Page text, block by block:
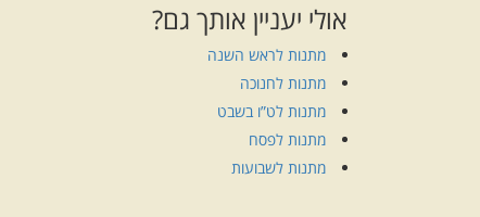
אולי יעניין אותך גם?
מתנות לראש השנה
מתנות לחנוכה
מתנות לט”ו בשבט
מתנות לפסח
מתנות לשבועות